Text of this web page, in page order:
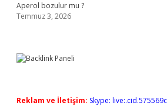
Aperol bozulur mu ?
Temmuz 3, 2026
Reklam ve İletişim: Skype: